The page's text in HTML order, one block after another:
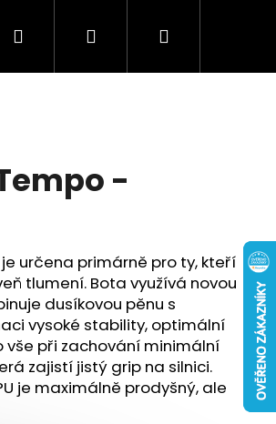
Hledat PřihlášeníNákupní
-
určena primárně pro ty, kteří
tlumení. Bota využívá novou
dusíkovou pěnu s
vysoké stability, optimální
vše při zachování minimální
zajistí jistý grip na silnici.
je maximálně prodyšný, ale
Následující